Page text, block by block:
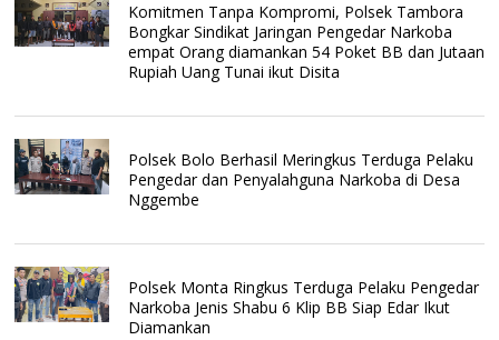
Komitmen Tanpa Kompromi, Polsek Tambora
Bongkar Sindikat Jaringan Pengedar Narkoba
empat Orang diamankan 54 Poket BB dan Jutaan
Rupiah Uang Tunai ikut Disita
Polsek Bolo Berhasil Meringkus Terduga Pelaku
Pengedar dan Penyalahguna Narkoba di Desa
Nggembe
Polsek Monta Ringkus Terduga Pelaku Pengedar
Narkoba Jenis Shabu 6 Klip BB Siap Edar Ikut
Diamankan